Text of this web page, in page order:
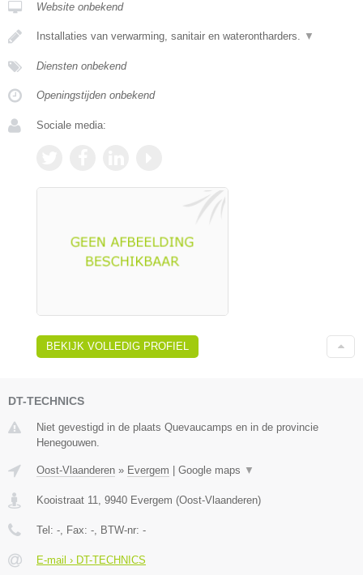
Website onbekend
Installaties van verwarming, sanitair en waterontharders. ▼
Diensten onbekend
Openingstijden onbekend
Sociale media:
BEKIJK VOLLEDIG PROFIEL
DT-TECHNICS
Niet gevestigd in de plaats Quevaucamps en in de provincie
Henegouwen.
Oost-Vlaanderen » Evergem | Google maps ▼
Kooistraat 11 9940 Evergem (Oost-Vlaanderen)
Tel: - , Fax: - , BTW-nr: -
E-mail › DT-TECHNICS